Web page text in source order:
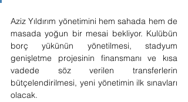
Aziz Yıldırım yönetimini hem sahada hem de
masada yoğun bir mesai bekliyor. Kulübün
borç yükünün yönetilmesi, stadyum
genişletme projesinin finansmanı ve kısa
vadede söz verilen transferlerin
bütçelendirilmesi, yeni yönetimin ilk sınavları
olacak.